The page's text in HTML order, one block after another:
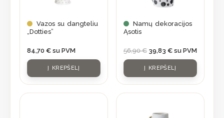
Vazos su dangteliu
„Dotties”
84,70 € su PVM
Į KREPŠELĮ
Namų dekoracijos
Ąsotis
56,90€ 39,83 € su PVM
Į KREPŠELĮ